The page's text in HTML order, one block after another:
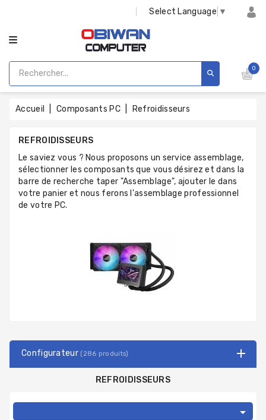
Select Language ▼
0
Accueil Composants PC Refroidisseurs
REFROIDISSEURS
Le saviez vous ? Nous proposons un service assemblage,
sélectionner les composants que vous désirez et dans la
barre de recherche taper "Assemblage", ajouter le dans
votre panier et nous ferons l'assemblage professionnel
de votre PC.
Configurateur (286 produits)
REFROIDISSEURS
